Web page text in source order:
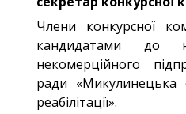
Члени конкурсної
кандидатами до
некомерційного
ради «Микулинецька
реабілітації».